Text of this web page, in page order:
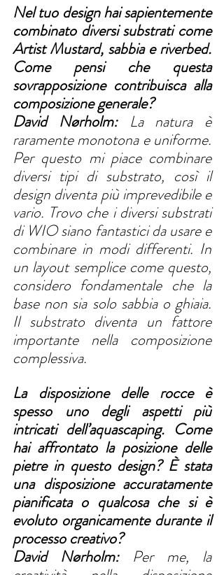
Nel tuo design hai sapientemente
combinato diversi substrati come
Artist Mustard, sabbia e riverbed.
Come pensi che questa
sovrapposizione contribuisca alla
composizione generale?
David Nørholm: La natura è
raramente monotona e uniforme.
Per questo mi piace combinare
diversi tipi di substrato, così il
design diventa più imprevedibile e
vario. Trovo che i diversi substrati
di WIO siano fantastici da usare e
combinare in modi differenti. In
un layout semplice come questo,
considero fondamentale che la
base non sia solo sabbia o ghiaia.
Il substrato diventa un fattore
importante nella composizione
complessiva.
La disposizione delle rocce è
spesso uno degli aspetti più
intricati dell’aquascaping. Come
hai affrontato la posizione delle
pietre in questo design? È stata
una disposizione accuratamente
pianificata o qualcosa che si è
evoluto organicamente durante il
processo creativo?
David Nørholm: Per me, la